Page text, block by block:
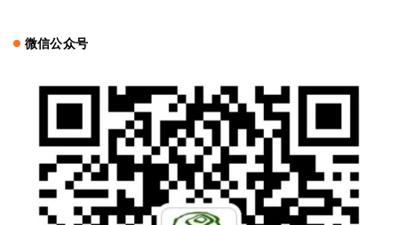
微信公众号